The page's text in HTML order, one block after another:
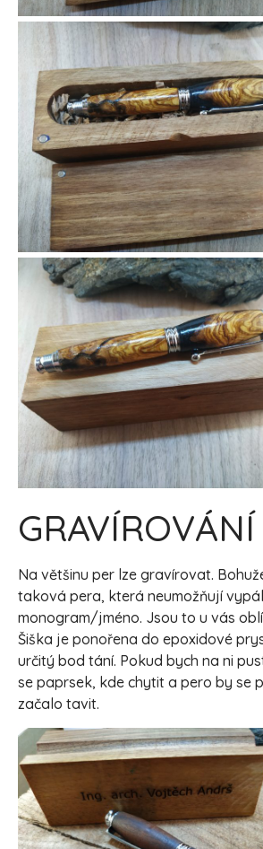
GRAVÍROVÁNÍ
Na většinu per lze gravírovat.
taková pera, která neumožňují
monogram/jméno. Jsou to u vás
Šiška je ponořena do epoxidové
určitý bod tání. Pokud bych na ni
se paprsek, kde chytit a pero by se
začalo tavit.